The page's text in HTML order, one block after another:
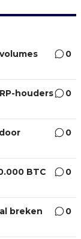
0
houders
0
0
BTC
0
breken
0